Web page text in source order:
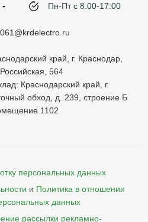
Пн-Пт с 8:00-17:00
край, г. Краснодар,
564
Краснодарский край, г.
обход, д. 239, строение Б
1102
персональных данных
и Политика в отношении
данных
рассылки рекламно-